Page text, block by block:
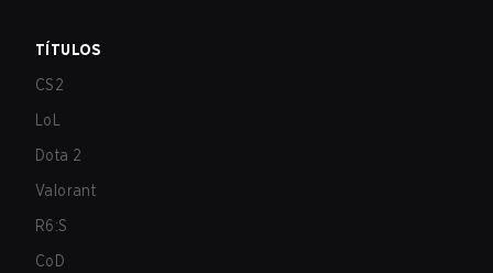
TÍTULOS
CS2
LoL
Dota 2
Valorant
R6:S
CoD